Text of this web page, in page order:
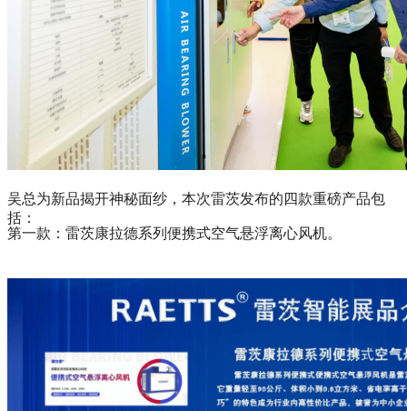
吴总为新品揭开神秘面纱，本次雷茨发布的四款重磅产品包
括：
第一款：雷茨康拉德系列便携式空气悬浮离心风机。